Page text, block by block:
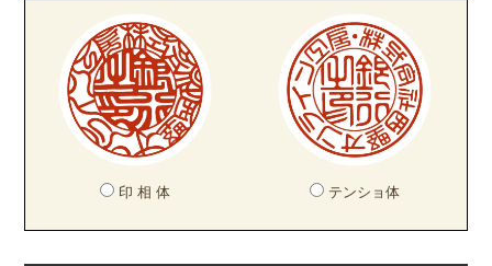
印 相 体 テンショ体